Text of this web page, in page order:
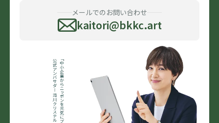
メールでのお問い合わせ
kaitori@bkkc.art